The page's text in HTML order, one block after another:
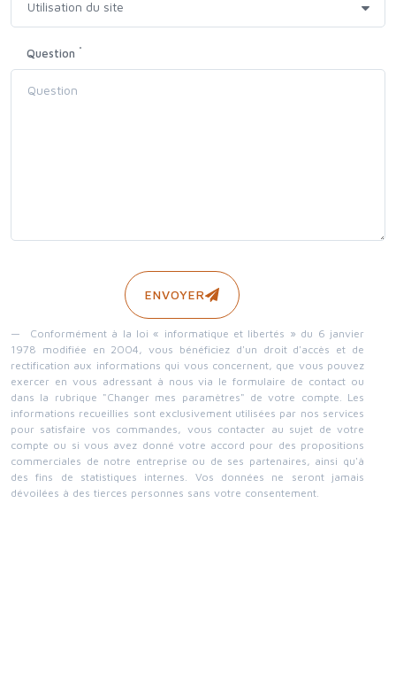
Question *
Conformément à la loi « informatique et libertés » du 6 janvier
1978 modifiée en 2004, vous bénéficiez d'un droit d'accès et de
rectification aux informations qui vous concernent, que vous pouvez
exercer en vous adressant à nous via le formulaire de contact ou
dans la rubrique "Changer mes paramètres" de votre compte. Les
informations recueillies sont exclusivement utilisées par nos services
pour satisfaire vos commandes, vous contacter au sujet de votre
compte ou si vous avez donné votre accord pour des propositions
commerciales de notre entreprise ou de ses partenaires, ainsi qu'à
des fins de statistiques internes. Vos données ne seront jamais
dévoilées à des tierces personnes sans votre consentement.
ENVOYER